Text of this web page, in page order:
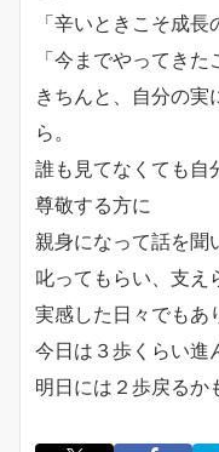
「辛いときこそ成長
「今までやってきた
きちんと、自分の実
ら。
誰も見てなくても自
尊敬する方に
親身になって話を聞
叱ってもらい、支え
実感した日々でもあ
今日は３歩くらい進
明日には２歩戻るか